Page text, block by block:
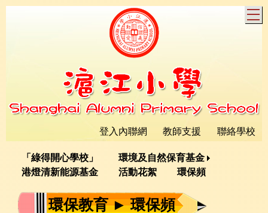
登入內聯網 教師支援 聯絡學校
「綠得開心學校」
環境及自然保育基金
港燈清新能源基金
活動花絮 環保頻
環保教育 ► 環保頻